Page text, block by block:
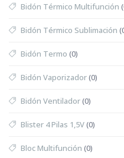
Bidón Térmico Multifunción
Bidón Térmico Sublimación
Bidón Termo (0)
Bidón Vaporizador(0)
Bidón Ventilador(0)
Blister 4 Pilas 1,5V(0)
Bloc Multifunción (0)